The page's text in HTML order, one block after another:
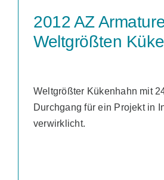
2012 AZ
Weltgrößten
Weltgrößter Kükenhahn mit
Durchgang für ein Projekt in
verwirklicht.